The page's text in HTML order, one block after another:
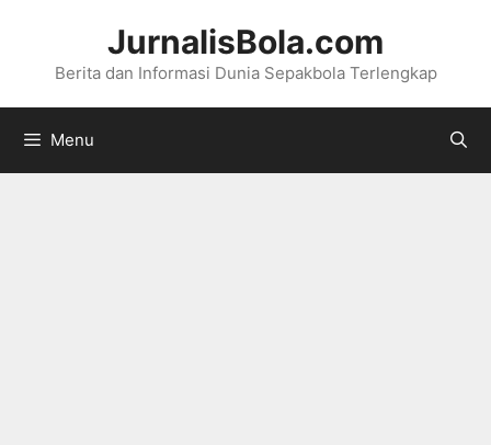
JurnalisBola.com
Berita dan Informasi Dunia Sepakbola Terlengkap
Menu